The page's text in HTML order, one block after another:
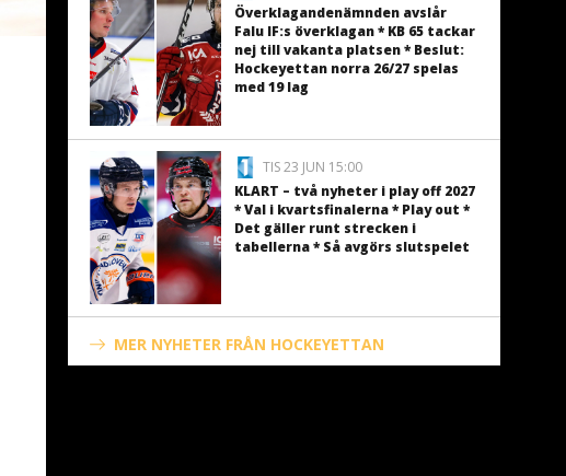
Överklagandenämnden avslår
Falu IF:s överklagan * KB 65 tackar
nej till vakanta platsen * Beslut:
Hockeyettan norra 26/27 spelas
med 19 lag
TIS 23 JUN 15:00
KLART – två nyheter i play off 2027
* Val i kvartsfinalerna * Play out *
Det gäller runt strecken i
tabellerna * Så avgörs slutspelet
MER NYHETER FRÅN HOCKEYETTAN